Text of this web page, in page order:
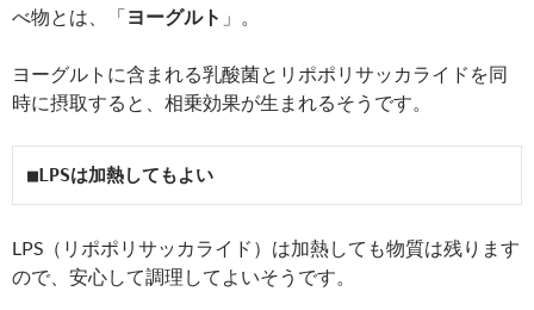
べ物とは、「ヨーグルト 」。
ヨーグルトに含まれる乳酸菌とリポポリサッカライドを同
時に摂取すると、相乗効果が生まれるそうです。
■LPSは加熱してもよい
LPS（リポポリサッカライド）は加熱しても物質は残ります
ので、安心して調理してよいそうです。